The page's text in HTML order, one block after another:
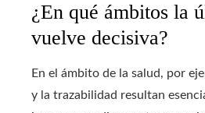
¿En qué ámbitos la
vuelve decisiva?
En el ámbito de la salud, por
y la trazabilidad resultan